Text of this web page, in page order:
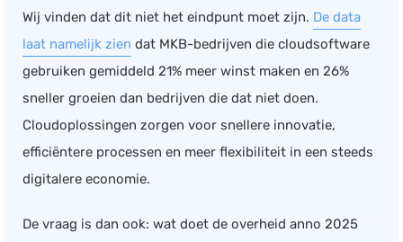
Kassa
Voorraadbeheer
Verlof en verzuim
Salarisadministratie
Wij vinden dat dit niet het eindpunt moet zijn. De data
laat namelijk zien dat MKB-bedrijven die cloudsoftware
gebruiken gemiddeld 21% meer winst maken en 26%
sneller groeien dan bedrijven die dat niet doen.
Cloudoplossingen zorgen voor snellere innovatie,
efficiëntere processen en meer flexibiliteit in een steeds
digitalere economie.
De vraag is dan ook: wat doet de overheid anno 2025